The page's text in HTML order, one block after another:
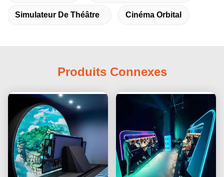
Simulateur De Théâtre Cinéma Orbital
Produits Connexes